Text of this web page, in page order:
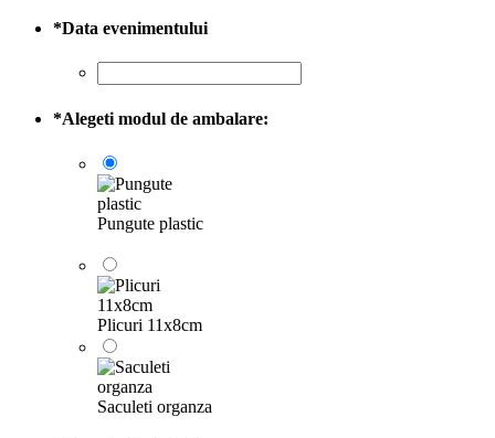
*Data evenimentului
*Alegeti modul de ambalare:
Pungute plastic
Plicuri 11x8cm
Saculeti organza